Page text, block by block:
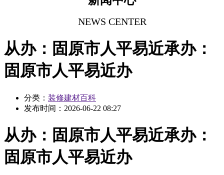
NEWS CENTER
从办：固原市人平易近承办：
固原市人平易近办
分类： 装修建材百科
发布时间： 2026-06-22 08:27
从办：固原市人平易近承办：
固原市人平易近办